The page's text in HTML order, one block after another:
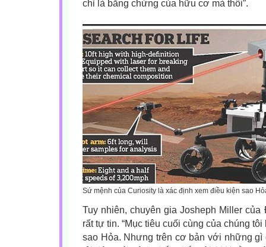
chỉ là bằng chứng của hữu cơ mà thôi”.
Sứ mệnh của Curiosity là xác định xem điều kiện sao
Tuy nhiên, chuyên gia Josheph Miller
rất tự tin. “Mục tiêu cuối cùng của chúng
sao Hỏa. Nhưng trên cơ bản với những